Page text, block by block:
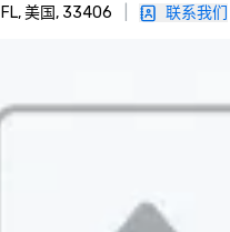
美国, 33406 联系我们